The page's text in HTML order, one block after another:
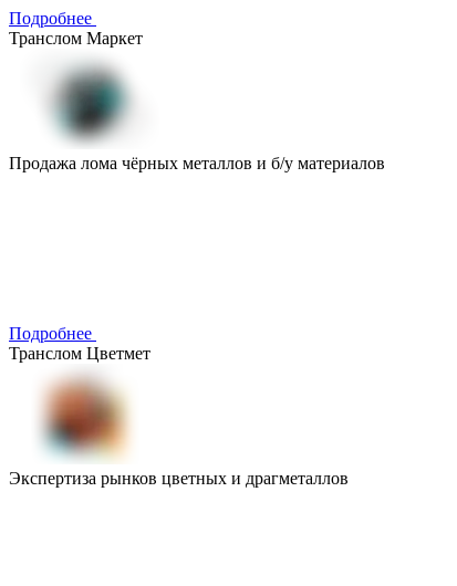
Подробнее
Транслом Маркет
Продажа лома чёрных металлов и б/у материалов
Подробнее
Транслом Цветмет
Экспертиза рынков цветных и драгметаллов